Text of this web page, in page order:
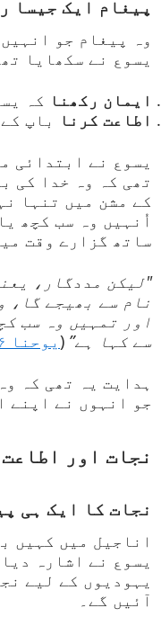
پیغام ایک جیسا
وہ پیغام جو
یسوع نے سکھایا
ایمان رکھنا کہ
اطاعت کرنا
باپ
یسوع نے ابتدائی
تھی کہ وہ خدا کی
کے مشن میں تنہا
اُنہیں وہ سب کچھ
ساتھ گزارے وقت
"لیکن مددگار،
نام سے بھیجے گا،
اور تمہیں وہ سب
سے کہا ہے” ( یوحنا ۱۴:۲۶
ہدایت یہ تھی کہ
جو انہوں نے اپنے
نجات اور اطاعت
نجات کا ایک ہی
اناجیل میں کہیں
یسوع نے اشارہ
یہودیوں کے لیے
آئیں گے۔